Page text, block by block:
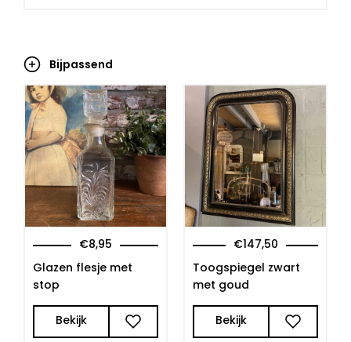
Bijpassend
€8,95
Glazen flesje met
stop
Bekijk
€147,50
Toogspiegel zwart
met goud
Bekijk